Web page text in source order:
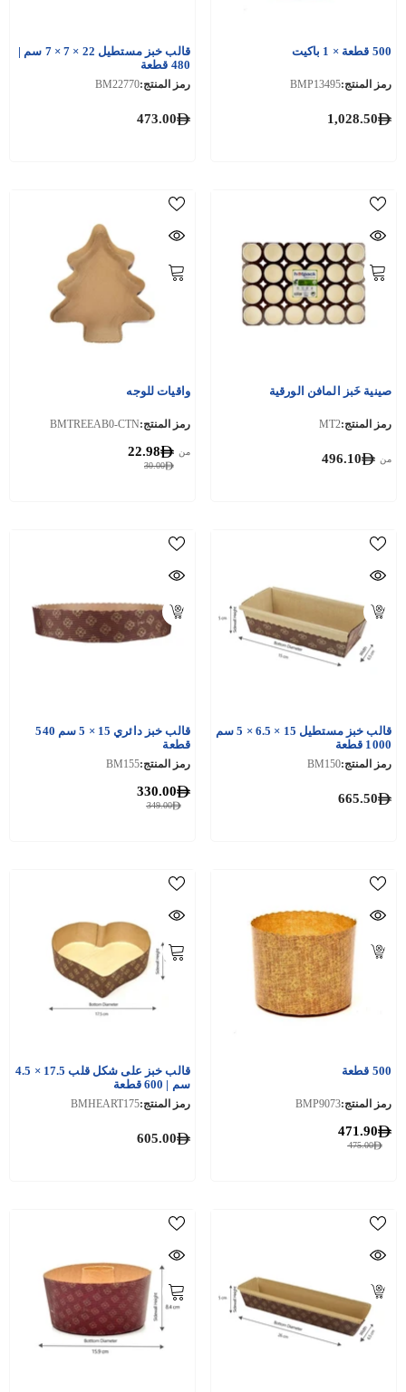
500 قطعة × 1 باكيت
رمز المنتج:BMP13495
1,028.50
قالب خبز مستطيل 22 × 7 × 7 سم |
480 قطعة
رمز المنتج:BM22770
473.00
صينية خَبز المافن الورقية
رمز المنتج:MT2
من 496.10
واقيات للوجه
رمز المنتج:BMTREEAB0-CTN
30.00
من 22.98
قالب خبز مستطيل 15 × 6.5 × 5 سم
1000 قطعة
رمز المنتج:BM150
665.50
قالب خبز دائري 15 × 5 سم 540
قطعة
رمز المنتج:BM155
349.00
330.00
500 قطعة
رمز المنتج:BMP9073
475.00
471.90
قالب خبز على شكل قلب 17.5 × 4.5
سم | 600 قطعة
رمز المنتج:BMHEART175
605.00